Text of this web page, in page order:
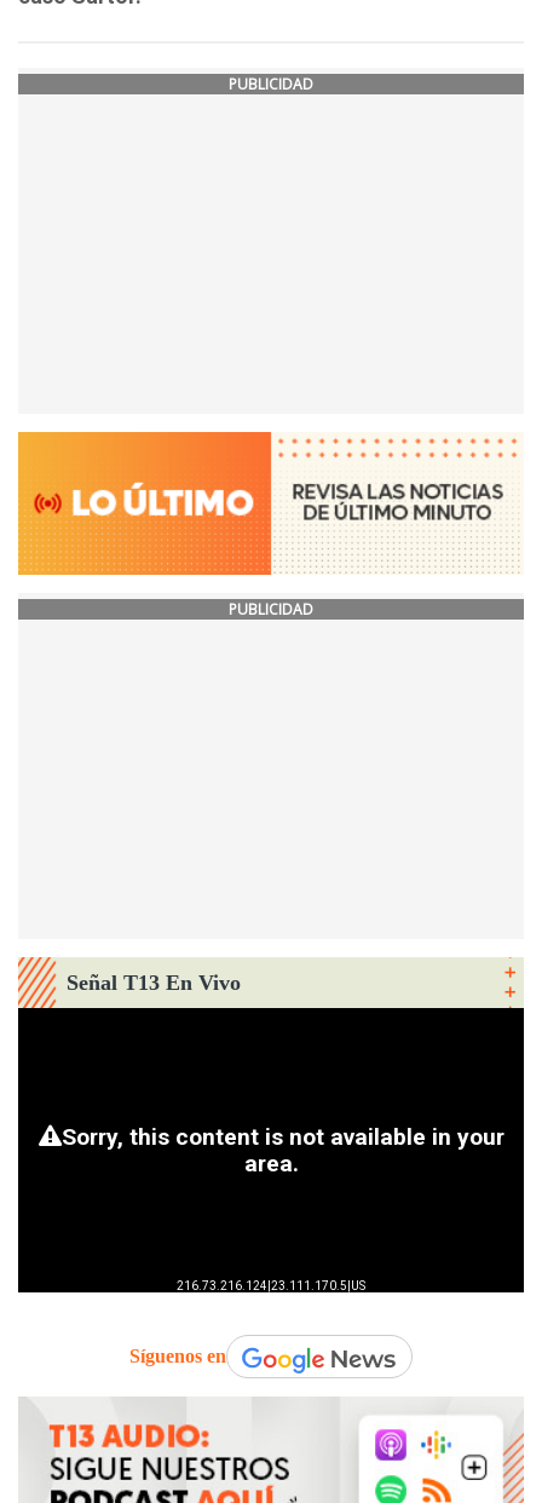
PUBLICIDAD
PUBLICIDAD
Señal T13 En Vivo
Síguenos en